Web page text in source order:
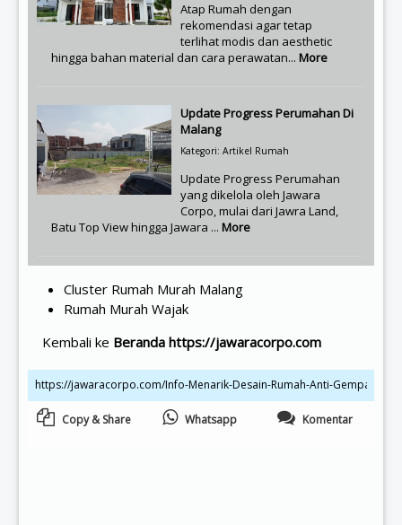
Atap Rumah dengan
rekomendasi agar tetap
terlihat modis dan aesthetic
hingga bahan material dan cara perawatan... More
Update Progress Perumahan Di
Malang
Kategori: Artikel Rumah
Update Progress Perumahan
yang dikelola oleh Jawara
Corpo, mulai dari Jawra Land,
Batu Top View hingga Jawara ... More
Cluster Rumah Murah Malang
Rumah Murah Wajak
Kembali ke Beranda https://jawaracorpo.com
Copy & Share Whatsapp Komentar